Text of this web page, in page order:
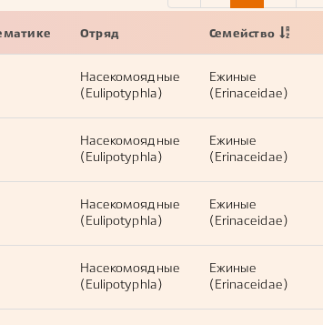
Отряд Семейство
Насекомоядные
(Eulipotyphla)
Ежиные
(Erinaceidae)
Насекомоядные
(Eulipotyphla)
Ежиные
(Erinaceidae)
Насекомоядные
(Eulipotyphla)
Ежиные
(Erinaceidae)
Насекомоядные
(Eulipotyphla)
Ежиные
(Erinaceidae)